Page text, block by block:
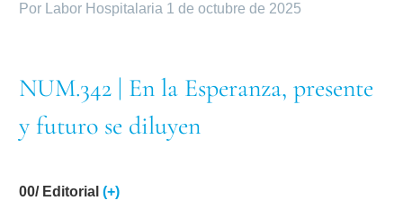
Por Labor Hospitalaria 1 de octubre de 2025
NUM.342 | En la Esperanza, presente
y futuro se diluyen
00/ Editorial (+)